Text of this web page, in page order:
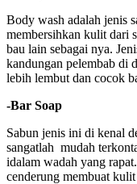
Body wash adalah jenis
membersihkan kulit dari
bau lain sebagai nya.
kandungan pelembab di
lebih lembut dan cocok
-Bar Soap
Sabun jenis ini di kenal
sangatlah mudah
idalam wadah yang
cenderung membuat